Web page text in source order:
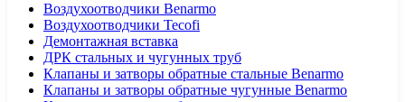
Воздухоотводчики Benarmo
Воздухоотводчики Tecofi
Демонтажная вставка
ДРК стальных и чугунных труб
Клапаны и затворы обратные стальные Benarmo
Клапаны и затворы обратные чугунные Benarmo